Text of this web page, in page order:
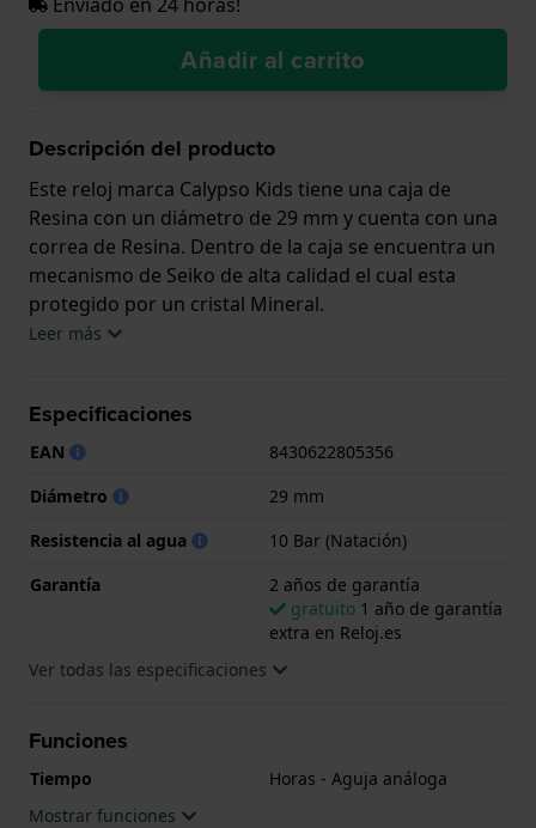
Añadir al carrito
Descripción del producto
Este reloj marca Calypso Kids tiene una caja de
Resina con un diámetro de 29 mm y cuenta con una
correa de Resina. Dentro de la caja se encuentra un
mecanismo de Seiko de alta calidad el cual esta
protegido por un cristal Mineral.
viene con 2 años de garantía.
Leer más
Especificaciones
EAN
8430622805356
Diámetro
29 mm
Resistencia al agua
10 Bar (Natación)
Garantía
2 años de garantía
gratuito 1 año de garantía
extra en Reloj.es
Ver todas las especificaciones
Funciones
Tiempo
Horas - Aguja análoga
Mostrar funciones